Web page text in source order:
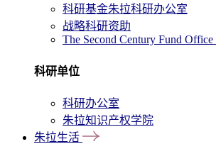
科研基金朱拉科研办公室
战略科研资助
The Second Century Fund
科研单位
科研办公室
朱拉知识产权学院
朱拉生活